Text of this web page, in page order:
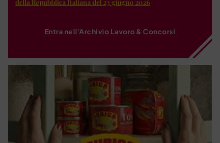
della Repubblica Italiana del 23 giugno 2026
Entra nell'Archivio Lavoro & Concorsi